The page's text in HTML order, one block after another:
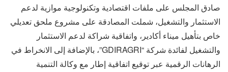
صادق المجلس على ملفات اقتصادية وتكنولوجية موازية لدعم
الاستثمار والتشغيل، شملت المصادقة على مشروع ملحق تعديلي
خاص بتأهيل ميناء أكادير، واتفاقية شراكة لدعم الاستثمار
والتشغيل لفائدة شركة “GDIRAGRI”، بالإضافة إلى الانخراط في
الرهانات الرقمية عبر توقيع اتفاقية إطار مع وكالة التنمية